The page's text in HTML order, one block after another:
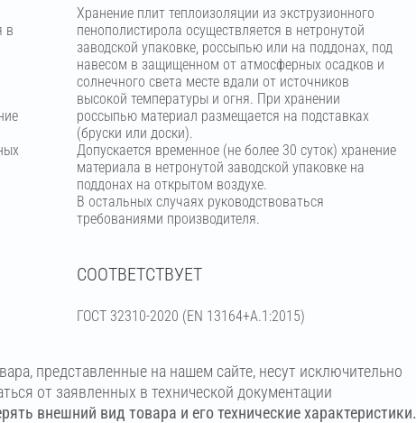
в
Хранение плит теплоизоляции из экструзионного
пенополистирола осуществляется в нетронутой
заводской упаковке, россыпью или на поддонах, под
навесом в защищенном от атмосферных осадков и
солнечного света месте вдали от источников
высокой температуры и огня. При хранении
россыпью материал размещается на подставках
(бруски или доски).
Допускается временное (не более 30 суток) хранение
материала в нетронутой заводской упаковке на
поддонах на открытом воздухе.
В остальных случаях руководствоваться
требованиями производителя.
СООТВЕТСТВУЕТ
ГОСТ 32310-2020 (EN 13164+A.1:2015)
представленные на нашем сайте, несут исключительно
от заявленных в технической документации
внешний вид товара и его технические характеристики.